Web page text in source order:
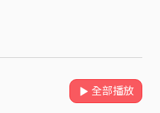
全部播放